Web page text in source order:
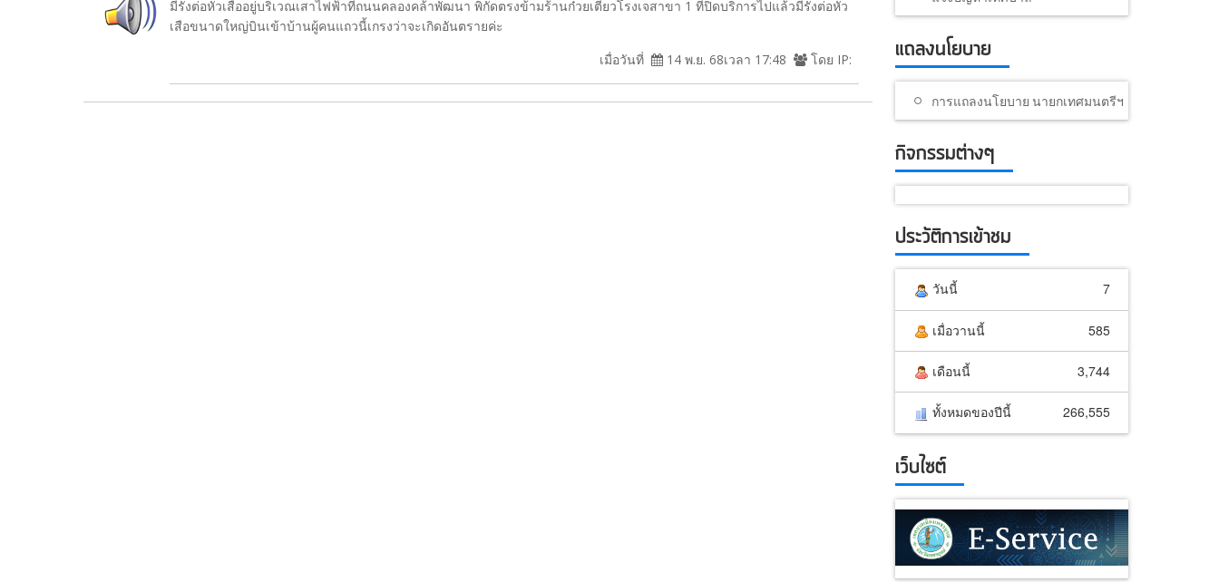
มีรังต่อหัวเสืออยู่บริเวณเสาไฟฟ้าที่ถนนคลองคล้าพัฒนา พิกัดตรงข้ามร้านก๋วยเตี๋ยวโรงเจสาขา 1 ที่ปิดบริการไปแล้วมีรังต่อหัว
เสือขนาดใหญ่บินเข้าบ้านผู้คนแถวนี้เกรงว่าจะเกิดอันตรายค่ะ
เมื่อวันที่
14 พ.ย. 68เวลา 17:48 โดย IP: แถลงนโยบาย
การแถลงนโยบาย นายกเทศมนตรีฯ
กิจกรรมต่างๆ
ประวัติการเข้าชม
วันนี้ 7
เมื่อวานนี้ 585
เดือนนี้ 3,744
ทั้งหมดของปีนี้ 266,555
เว็บไซต์